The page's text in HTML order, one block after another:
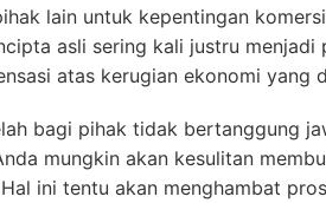
lain untuk kepentingan
asli sering kali justru
atas kerugian ekonomi yang
bagi pihak tidak bertanggung
mungkin akan kesulitan
ini tentu akan menghambat